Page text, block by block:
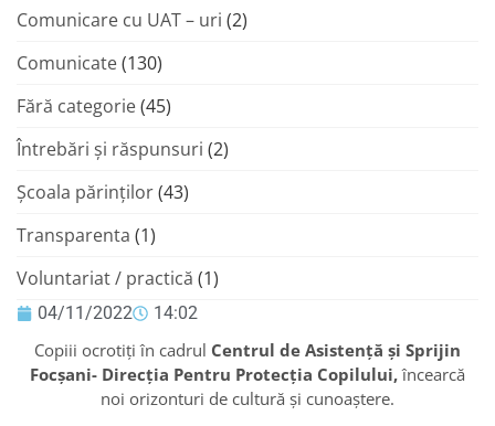
04/11/2022 14:02
Copiii ocrotiți în cadrul Centrul de Asistenţă şi Sprijin
Focşani- Direcția Pentru Protecția Copilului,încearcă
noi orizonturi de cultură şi cunoaștere.
Comunicare cu UAT – uri (2)
Comunicate(130)
Fără categorie(45)
Întrebări și răspunsuri (2)
Şcoala părinţilor(43)
Transparenta (1)
Voluntariat / practică (1)